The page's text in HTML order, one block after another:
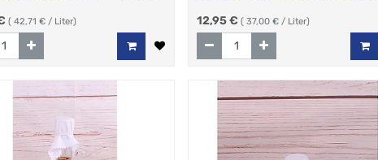
( 42,71 € / Liter)
l
12,95€ (37,00 € / Liter)